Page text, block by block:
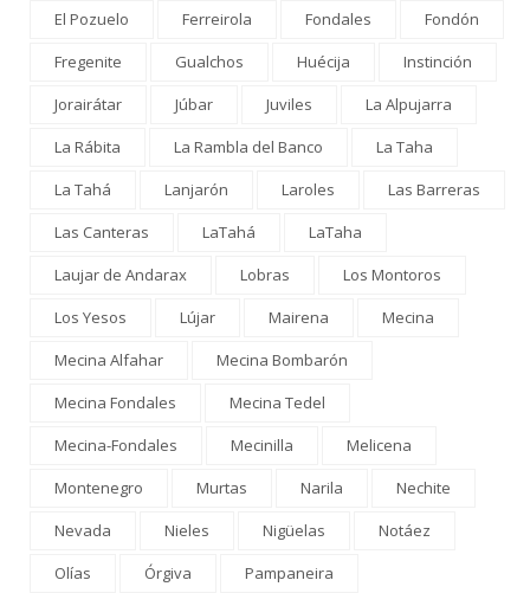
El Pozuelo
Ferreirola Fondales
Fondón
Fregenite
Gualchos Huécija
Instinción
Jorairátar
Júbar Juviles
La Alpujarra
La Rábita
La Rambla del Banco
La Taha
La Tahá
Lanjarón Laroles
Las Barreras
Las Canteras
LaTahá
LaTaha
Laujar de Andarax
Lobras
Los Montoros
Los Yesos
Lújar Mairena
Mecina
Mecina Alfahar
Mecina Bombarón
Mecina Fondales
Mecina Tedel
Mecina-Fondales
Mecinilla
Melicena
Montenegro
Murtas Narila
Nechite
Nevada
Nieles Nigüelas
Notáez
Olías
Órgiva
Pampaneira